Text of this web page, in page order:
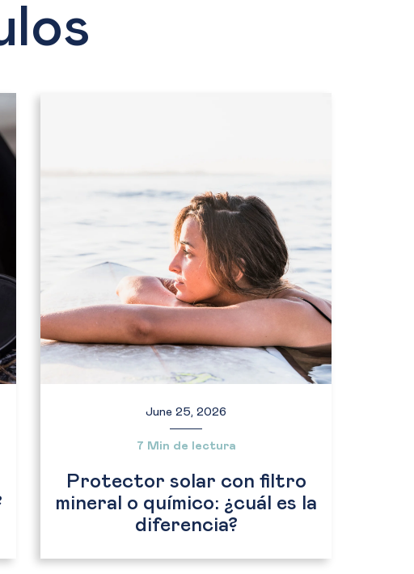
June 25, 2026
7 Min de lectura
Protector solar con filtro
mineral o químico: ¿cuál es la
diferencia?